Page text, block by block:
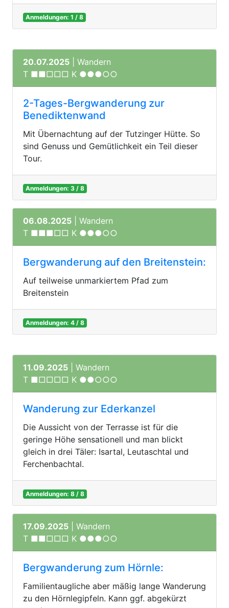
Anmeldungen: 1 / 8
20.07.2025 | Wandern
T ■■□□□ K ●●●○○
2-Tages-Bergwanderung zur
Benediktenwand
Mit Übernachtung auf der Tutzinger Hütte. So
sind Genuss und Gemütlichkeit ein Teil dieser
Tour.
Anmeldungen: 3 / 8
06.08.2025 | Wandern
T ■■■□□ K ●●●○○
Bergwanderung auf den Breitenstein:
Auf teilweise unmarkiertem Pfad zum
Breitenstein
Anmeldungen: 4 / 8
11.09.2025 | Wandern
T ■□□□□ K ●●○○○
Wanderung zur Ederkanzel
Die Aussicht von der Terrasse ist für die
geringe Höhe sensationell und man blickt
gleich in drei Täler: Isartal, Leutaschtal und
Ferchenbachtal.
Anmeldungen: 8 / 8
17.09.2025 | Wandern
T ■■□□□ K ●●●○○
Bergwanderung zum Hörnle:
Familientaugliche aber mäßig lange Wanderung
zu den Hörnlegipfeln. Kann ggf. abgekürzt